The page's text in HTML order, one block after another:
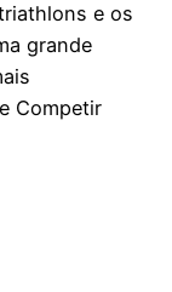
e os
grande
Competir